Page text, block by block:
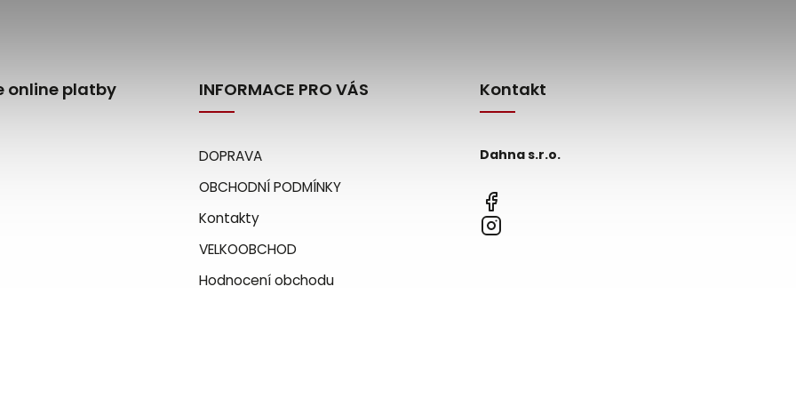
online platby INFORMACE PRO VÁS
DOPRAVA
OBCHODNÍ PODMÍNKY
Kontakty
VELKOOBCHOD
Hodnocení obchodu
Kontakt
Dahna s.r.o.